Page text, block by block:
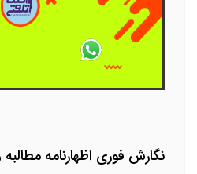
نگارش فوری اظهارنامه